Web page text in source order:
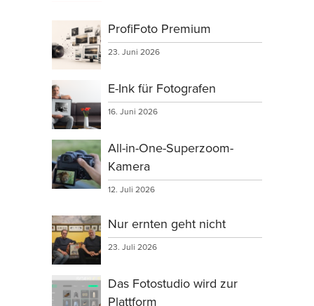
ProfiFoto Premium
23. Juni 2026
E-Ink für Fotografen
16. Juni 2026
All-in-One-Superzoom-
Kamera
12. Juli 2026
Nur ernten geht nicht
23. Juli 2026
Das Fotostudio wird zur
Plattform